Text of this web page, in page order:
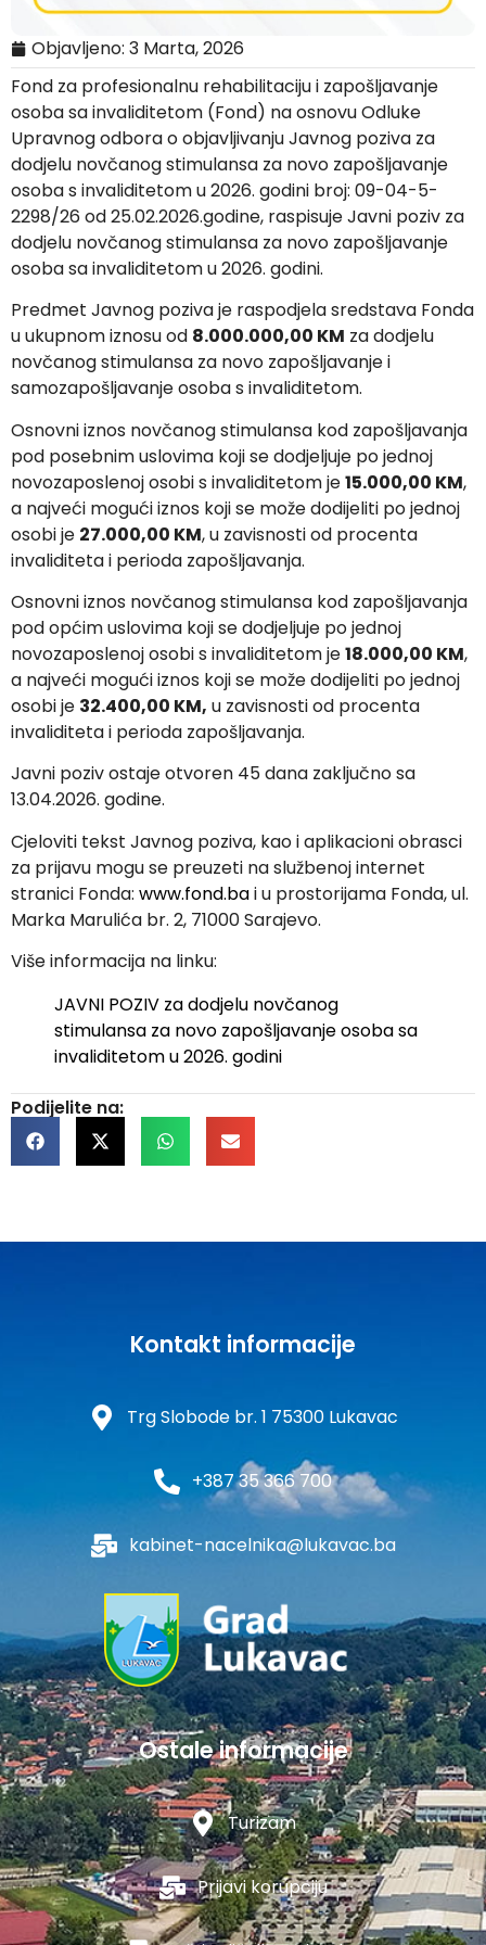
Objavljeno: 3 Marta, 2026
Fond za profesionalnu rehabilitaciju i zapošljavanje
osoba sa invaliditetom (Fond) na osnovu Odluke
Upravnog odbora o objavljivanju Javnog poziva za
dodjelu novčanog stimulansa za novo zapošljavanje
osoba s invaliditetom u 2026. godini broj: 09-04-5-
2298/26 od 25.02.2026.godine, raspisuje Javni poziv za
dodjelu novčanog stimulansa za novo zapošljavanje
osoba sa invaliditetom u 2026. godini.
Predmet Javnog poziva je raspodjela sredstava Fonda
u ukupnom iznosu od 8.000.000,00 KM za dodjelu
novčanog stimulansa za novo zapošljavanje i
samozapošljavanje osoba s invaliditetom.
Osnovni iznos novčanog stimulansa kod zapošljavanja
pod posebnim uslovima koji se dodjeljuje po jednoj
novozaposlenoj osobi s invaliditetom je15.000,00 KM,
a najveći mogući iznos koji se može dodijeliti po jednoj
osobi je 27.000,00 KM, u zavisnosti od procenta
invaliditeta i perioda zapošljavanja.
Osnovni iznos novčanog stimulansa kod zapošljavanja
pod općim uslovima koji se dodjeljuje po jednoj
novozaposlenoj osobi s invaliditetom je18.000,00 KM,
a najveći mogući iznos koji se može dodijeliti po jednoj
osobi je 32.400,00 KM, u zavisnosti od procenta
invaliditeta i perioda zapošljavanja.
Javni poziv ostaje otvoren 45 dana zaključno sa
13.04.2026. godine.
Cjeloviti tekst Javnog poziva, kao i aplikacioni obrasci
za prijavu mogu se preuzeti na službenoj internet
stranici Fonda: www.fond.bai u prostorijama Fonda, ul.
Marka Marulića br. 2, 71000 Sarajevo.
Više informacija na linku:
JAVNI POZIV za dodjelu novčanog
stimulansa za novo zapošljavanje osoba sa
invaliditetom u 2026. godini
Podijelite na:
Kontakt informacije
Trg Slobode br. 1 75300 Lukavac
+387 35 366 700
kabinet-nacelnika@lukavac.ba
Ostale informacije
Turizam
Prijavi korupciju